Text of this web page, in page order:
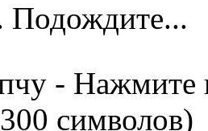
Подождите...
- Нажмите
символов)